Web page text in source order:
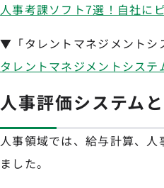
人事考課ソフト7選！自社に
▼「タレントマネジメントシ
タレントマネジメントシス
人事評価システム
人事領域では、給与計算、
ました。